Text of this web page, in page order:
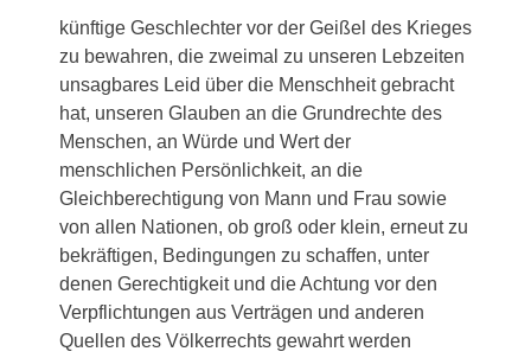
künftige Geschlechter vor der Geißel des Krieges
zu bewahren, die zweimal zu unseren Lebzeiten
unsagbares Leid über die Menschheit gebracht
hat, unseren Glauben an die Grundrechte des
Menschen, an Würde und Wert der
menschlichen Persönlichkeit, an die
Gleichberechtigung von Mann und Frau sowie
von allen Nationen, ob groß oder klein, erneut zu
bekräftigen, Bedingungen zu schaffen, unter
denen Gerechtigkeit und die Achtung vor den
Verpflichtungen aus Verträgen und anderen
Quellen des Völkerrechts gewahrt werden